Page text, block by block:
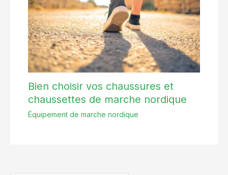
Bien choisir vos chaussures et
chaussettes de marche nordique
Équipement de marche nordique